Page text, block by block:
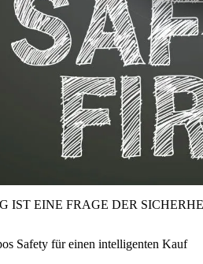
IST EINE FRAGE DER
Safety für einen intelligenten Kauf